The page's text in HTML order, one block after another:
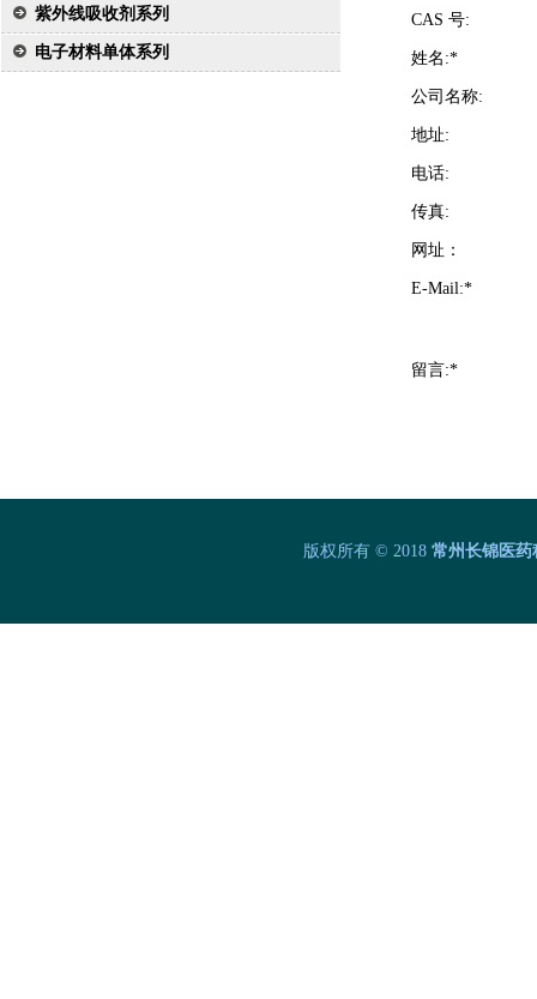
紫外线吸收剂系列
电子材料单体系列
CAS 号:
姓名:*
公司名称:
地址:
电话:
传真:
网址：
E-Mail:*
留言:*
版权所有 © 2018 常州长锦医药